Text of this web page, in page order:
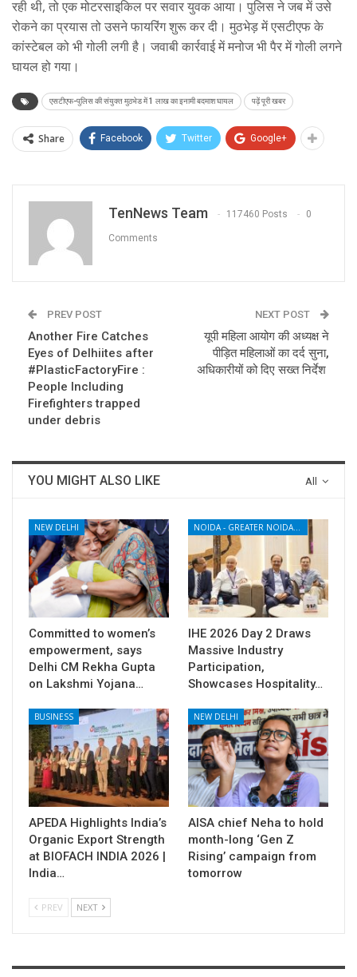
रही थी, तो एक मोटरसाइकिल पर सवार युवक आया। पुलिस ने जब में उसे
रोकने का प्रयास तो उसने फायरिंग शुरू कर दी। मुठभेड़ में एसटीएफ के
कांस्‍टेबल को भी गोली लगी है। जवाबी कार्रवाई में मनोज भी पैर में गोली लगने
घायल हो गया।
एसटीएफ-पुलिस की संयुक्त मुठभेड में 1 लाख का इनामी बदमाश घायल पढ़ें पूरी खबर
Share Facebook Twitter Google+
TenNews Team 117460 Posts 0
Comments
PREV POST
Another Fire Catches
Eyes of Delhiites after
#PlasticFactoryFire :
People Including
Firefighters trapped
under debris
NEXT POST
यूपी महिला आयोग की अध्यक्ष ने
पीड़ित महिलाओं का दर्द सुना,
अधिकारीयों को दिए सख्त निर्देश
All
YOU MIGHT ALSO LIKE
NEW DELHI
Committed to women’s
empowerment, says
Delhi CM Rekha Gupta
on Lakshmi Yojana…
NOIDA - GREATER NOIDA - YAMUNA EXPRESSWAY
IHE 2026 Day 2 Draws
Massive Industry
Participation,
Showcases Hospitality…
BUSINESS
APEDA Highlights India’s
Organic Export Strength
at BIOFACH INDIA 2026 |
India…
NEW DELHI
AISA chief Neha to hold
month-long ‘Gen Z
Rising’ campaign from
tomorrow
PREV NEXT